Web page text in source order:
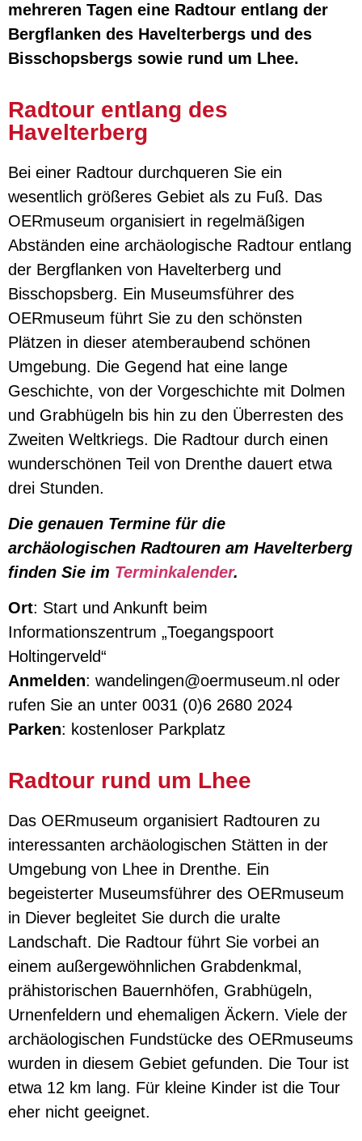
mehreren Tagen eine Radtour entlang der
Bergflanken des Havelterbergs und des
Bisschopsbergs sowie rund um Lhee.
Radtour entlang des
Havelterberg
Bei einer Radtour durchqueren Sie ein
wesentlich größeres Gebiet als zu Fuß. Das
OERmuseum organisiert in regelmäßigen
Abständen eine archäologische Radtour entlang
der Bergflanken von Havelterberg und
Bisschopsberg. Ein Museumsführer des
OERmuseum führt Sie zu den schönsten
Plätzen in dieser atemberaubend schönen
Umgebung. Die Gegend hat eine lange
Geschichte, von der Vorgeschichte mit Dolmen
und Grabhügeln bis hin zu den Überresten des
Zweiten Weltkriegs. Die Radtour durch einen
wunderschönen Teil von Drenthe dauert etwa
drei Stunden.
Die genauen Termine für die
archäologischen Radtouren am Havelterberg
finden Sie im Terminkalender.
Ort: Start und Ankunft beim
Informationszentrum „Toegangspoort
Holtingerveld“
Anmelden: wandelingen@oermuseum.nl oder
rufen Sie an unter 0031 (0)6 2680 2024
Parken: kostenloser Parkplatz
Radtour rund um Lhee
Das OERmuseum organisiert Radtouren zu
interessanten archäologischen Stätten in der
Umgebung von Lhee in Drenthe. Ein
begeisterter Museumsführer des OERmuseum
in Diever begleitet Sie durch die uralte
Landschaft. Die Radtour führt Sie vorbei an
einem außergewöhnlichen Grabdenkmal,
prähistorischen Bauernhöfen, Grabhügeln,
Urnenfeldern und ehemaligen Äckern. Viele der
archäologischen Fundstücke des OERmuseums
wurden in diesem Gebiet gefunden. Die Tour ist
etwa 12 km lang. Für kleine Kinder ist die Tour
eher nicht geeignet.